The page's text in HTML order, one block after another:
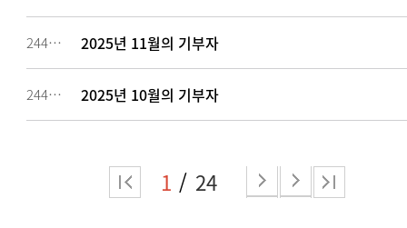
244477 2025년 11월의 기부자
244476 2025년 10월의 기부자
1 24